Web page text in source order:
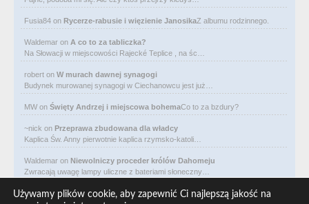
Fusia84 on Rycerze-rabusie i więzienie JanosikaZ albumu rodzinnego.
Waldemar on A co to za tabliczka?
Na Słowacji w miejscowości Rajecké Teplice , na śc…
robert on W murach dawnej synagogi
Budynek murowanej synagogi w Ciechanowcu jest już…
MW on Święty Andrzej i miejscowa bohemaCo to za bzdury?
~nick on Przeprawa zbudowana dla władcy
Kaplica Św. Anny pierwotnie kaplica rzymsko-katoli…
Waldemar on Niewolniczy proceder królów Dahomeju
Zwracają uwagę lampy uliczne z bateriami słoneczny…
Waldemar on Adam Asnyk. Poeta z mojego miasta
Używamy plików cookie, aby zapewnić Ci najlepszą jakość na